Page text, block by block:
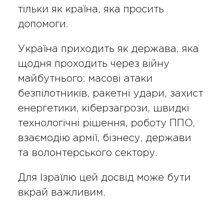
тільки як країна, яка просить
допомоги.
Україна приходить як держава, яка
щодня проходить через війну
майбутнього: масові атаки
безпілотників, ракетні удари, захист
енергетики, кіберзагрози, швидкі
технологічні рішення, роботу ППО,
взаємодію армії, бізнесу, держави
та волонтерського сектору.
Для Ізраїлю цей досвід може бути
вкрай важливим.